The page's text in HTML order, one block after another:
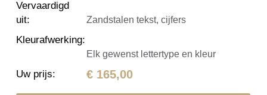
Vervaardigd
uit: Zandstalen tekst, cijfers
Kleurafwerking:
Elk gewenst lettertype en kleur
Uw prijs: € 165,00